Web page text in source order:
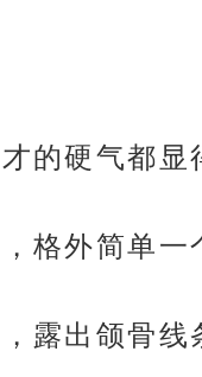
的硬气都显
格外简单一
露出颌骨